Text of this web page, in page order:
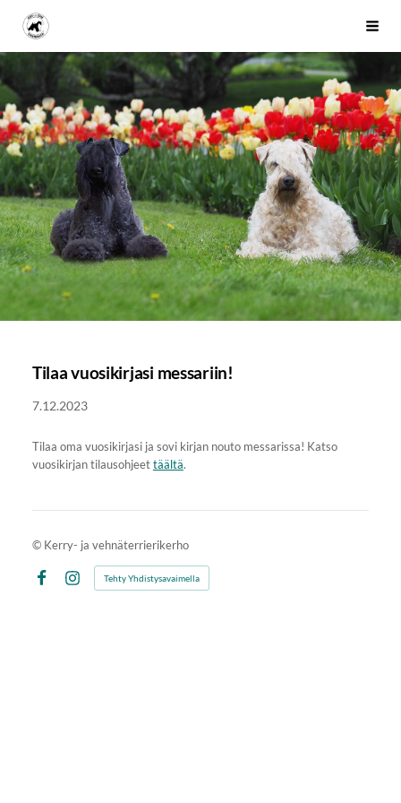
Siirry
sivun
sisältöön
Kerry- ja vehnäterrierikerho
Tilaa vuosikirjasi messariin!
7.12.2023
Tilaa oma vuosikirjasi ja sovi kirjan nouto messarissa! Katso
vuosikirjan tilausohjeettäältä.
© Kerry- ja vehnäterrierikerho
Instagram
Tehty Yhdistysavaimella